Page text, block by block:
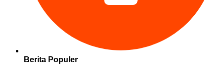
Berita Populer